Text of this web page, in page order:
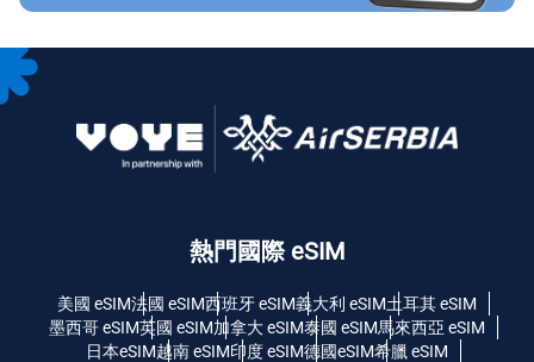
熱門國際 eSIM
美國 eSIM法國 eSIM西班牙 eSIM義大利 eSIM土耳其 eSIM
墨西哥 eSIM英國 eSIM加拿大 eSIM泰國 eSIM馬來西亞 eSIM
日本eSIM越南 eSIM印度 eSIM德國eSIM希臘 eSIM